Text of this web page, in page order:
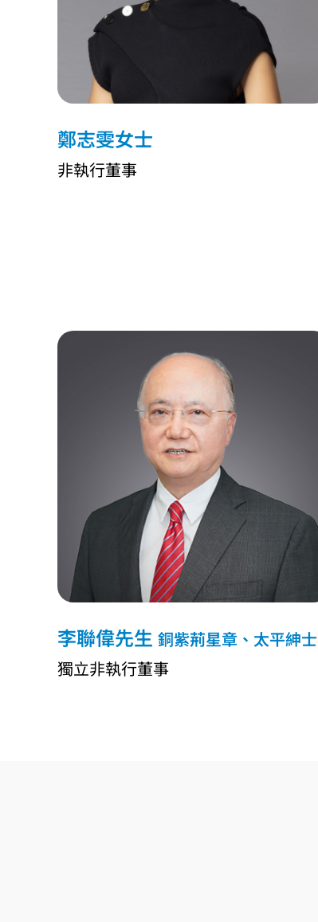
鄭志雯女士
非執行董事
李聯偉先生 銅紫荊星章、太平紳士
獨立非執行董事